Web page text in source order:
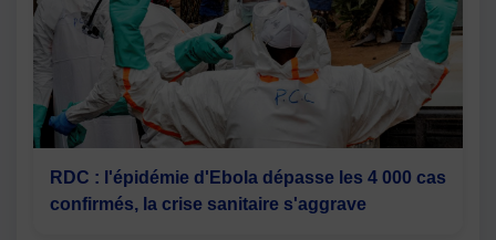
RDC : l'épidémie d'Ebola dépasse les 4 000 cas
confirmés, la crise sanitaire s'aggrave